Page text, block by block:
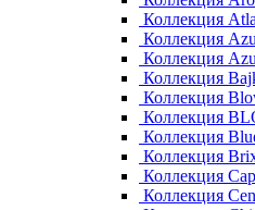
Коллекция
Коллекция
Коллекция
Коллекция
Коллекция
Коллекция
Коллекция
Коллекция
Коллекция
Коллекция